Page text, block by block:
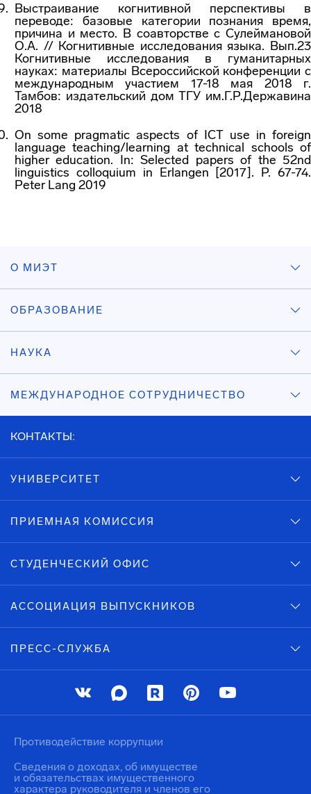
Выстраивание когнитивной перспективы в
переводе: базовые категории познания время,
причина и место. В соавторстве с Сулеймановой
О.А. // Когнитивные исследования языка. Вып.23
Когнитивные исследования в гуманитарных
науках: материалы Всероссийской конференции с
международным участием 17-18 мая 2018 г.
Тамбов: издательский дом ТГУ им.Г.Р.Державина
2018
On some pragmatic aspects of ICT use in foreign
language teaching/learning at technical schools of
higher education. In: Selected papers of the 52nd
linguistics colloquium in Erlangen [2017]. P. 67-74.
Peter Lang 2019
О МИЭТ
ОБРАЗОВАНИЕ
НАУКА
МЕЖДУНАРОДНОЕ СОТРУДНИЧЕСТВО
КОНТАКТЫ:
УНИВЕРСИТЕТ
ПРИЕМНАЯ КОМИССИЯ
СТУДЕНЧЕСКИЙ ОФИС
АССОЦИАЦИЯ ВЫПУСКНИКОВ
ПРЕСС-СЛУЖБА
Противодействие коррупции
Сведения о доходах, об имуществе
и обязательствах имущественного
характера руководителя и членов его